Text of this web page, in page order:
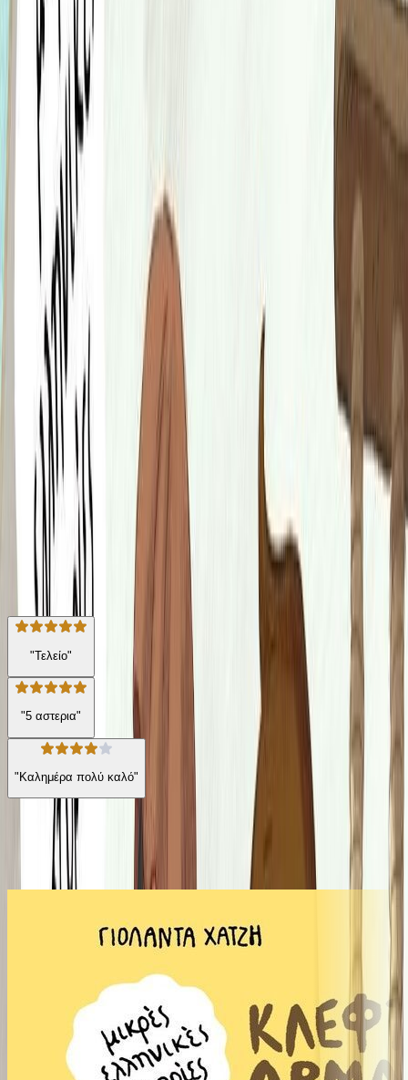
Εκδόσεις
Καστανιώτης
Περίληψη
Με την έκρηξη της επανάστασης του 1821, η καραβοκύρισσα
Λασκαρίνα Μπουμπουλίνα σαλπάρει για το Ναύπλιο. Ο
"Αγαμέμνων", το πλοίο της με τα δεκαοχτώ κανόνια, συμμετέχει
στην πολιορκία του κάστρου. Τίποτα δεν τρομάζει την
Μπουμπουλίνα και τους τολμηρούς ναύτες της. Από τις Σπέτσες
στο Ναύπλιο, σε θάλασσα και στεριά, η σημαία της γράφει
"Ελευθερία ή Θάνατος".
Για παιδιά Ιστορία
Η γνώμη των ακροατών
★ 4.6 /5 Βαθμολογία βιβλίου
Αξιολογήσεις
"Τελείο"
"5 αστερια"
"Καλημέρα πολύ καλό"
Από την ίδια σειρά